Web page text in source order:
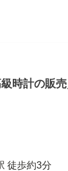
時計の販
徒歩約3分